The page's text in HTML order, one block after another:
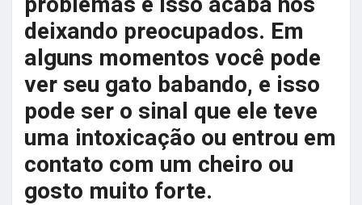
deixando preocupados. Em
alguns momentos você pode
ver seu gato babando, e isso
pode ser o sinal que ele teve
uma intoxicação ou entrou em
contato com um cheiro ou
gosto muito forte.